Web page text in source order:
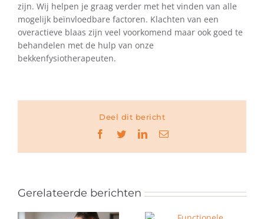
zijn. Wij helpen je graag verder met het vinden van alle
mogelijk beïnvloedbare factoren. Klachten van een
overactieve blaas zijn veel voorkomend maar ook goed te
behandelen met de hulp van onze
bekkenfysiotherapeuten.
Deel dit bericht
Facebook
TwitterLinkedIn
E-
Gerelateerde berichten